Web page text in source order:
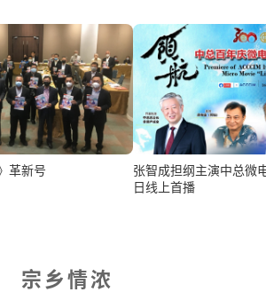
革新号
张智成担纲主演中总微电影
日线上首播
宗乡情浓